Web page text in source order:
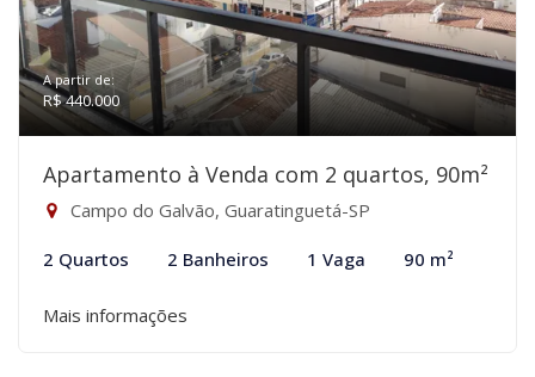
A partir de:
R$ 440.000
Apartamento à Venda com 2 quartos, 90m²
Campo do Galvão, Guaratinguetá-SP
2 Quartos 2 Banheiros 1 Vaga 90 m²
Mais informações